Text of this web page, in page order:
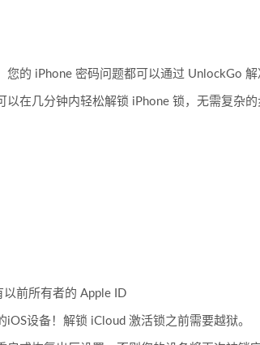
您的 iPhone 密码问题都可以通过 UnlockGo 解
以在几分钟内轻松解锁 iPhone 锁，无需复杂的
前所有者的 Apple ID
iOS设备！解锁 iCloud 激活锁之前需要越狱。